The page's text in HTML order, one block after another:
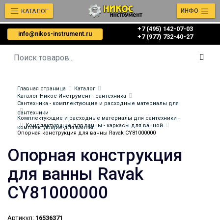
info@nikos-instrument.ru
+7 (495) 142-07-03
‎‎+7 (977) 732-40-27
КАТАЛОГ ИНФО
Главная страница
Каталог
Каталог Никос-Инструмент - сантехника
Сантехника - комплектующие и расходные материалы для
сантехники
Комплектующие и расходные материалы для сантехники -
комплектующие для ванны
Комплектующие для ванны - каркасы для ванной
Опорная конструкция для ванны Ravak CY81000000
Опорная конструкция
для ванны Ravak
CY81000000
Артикул: 16536371